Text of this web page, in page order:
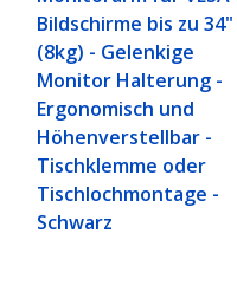
Bildschirme bis zu 34"
(8kg) - Gelenkige
Monitor Halterung -
Ergonomisch und
Höhenverstellbar -
Tischklemme oder
Tischlochmontage -
Schwarz